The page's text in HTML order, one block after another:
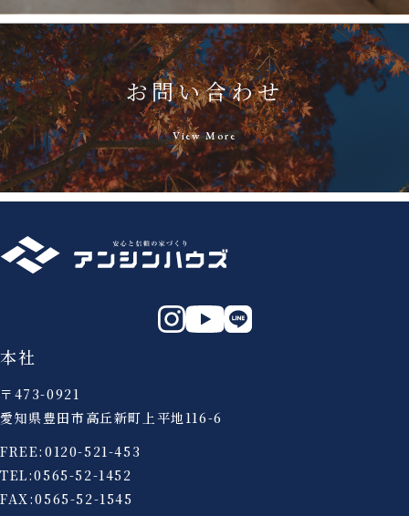
お問い合わせ
View More
本社
〒473-0921
愛知県豊田市高丘新町上平地116-6
FREE: 0120-521-453
TEL:0565-52-1452
FAX:0565-52-1545